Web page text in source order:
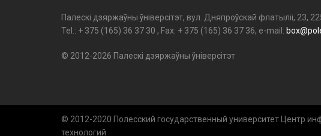
Палескі дзяржаўны ўніверсітэт, вул. Дняпроўскай флатыліі, 23,
Tel.: + 375 (165) 36 37 30 , Fax: + 375 (165) 36 37 36, e-mail: box@
© 2012-2026 Палескі дзяржаўны ўніверсітэт
© 2012-2020 Полесский государственный университет Центр
технологий